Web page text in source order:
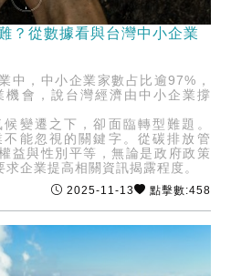
？從數據看與台灣中小企業
中，中小企業家數占比逾97%，
會，說台灣經濟由中小企業撐
變遷之下，卻面臨轉型難題。
不能忽視的關鍵字。從碳排放管
益與性別平等，無論是政府政策
企業提高相關資訊揭露程度。
2025-11-13 點擊數:458